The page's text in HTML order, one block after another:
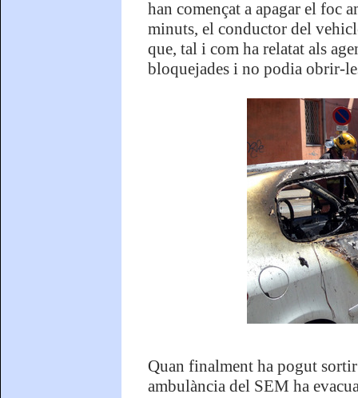
han començat a apagar el foc
minuts, el conductor del
que, tal i com ha relatat als
bloquejades i no podia obrir-
Quan finalment ha pogut
ambulància del SEM ha